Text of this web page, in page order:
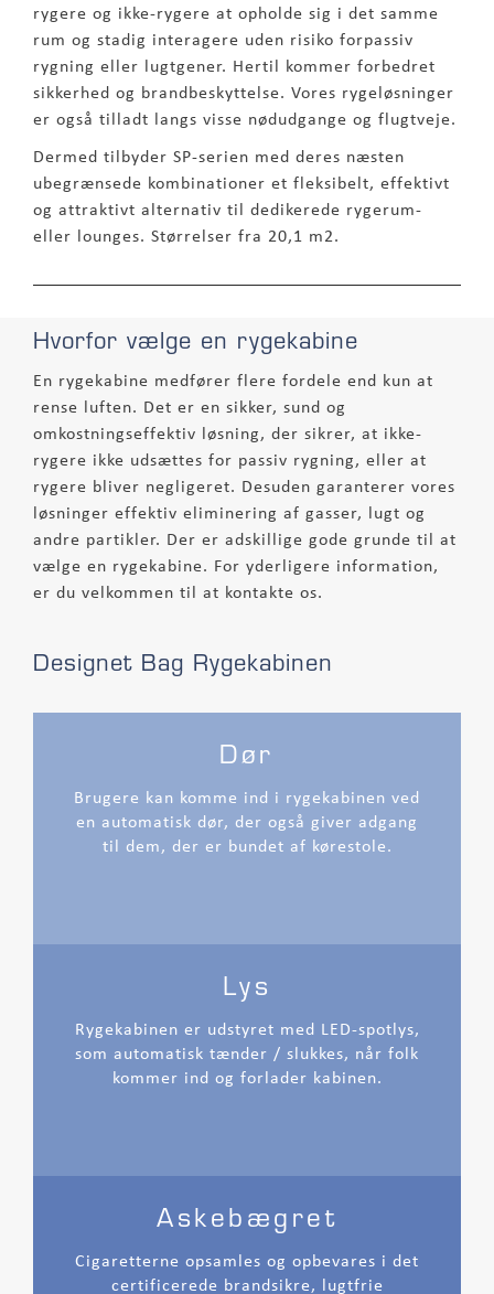
rygere og ikke-rygere at opholde sig i det samme
rum og stadig interagere uden risiko forpassiv
rygning eller lugtgener. Hertil kommer forbedret
sikkerhed og brandbeskyttelse. Vores rygeløsninger
er også tilladt langs visse nødudgange og flugtveje.
Dermed tilbyder SP-serien med deres næsten
ubegrænsede kombinationer et fleksibelt, effektivt
og attraktivt alternativ til dedikerede rygerum-
eller lounges. Størrelser fra 20,1 m2.
Hvorfor vælge en rygekabine
En rygekabine medfører flere fordele end kun at
rense luften. Det er en sikker, sund og
omkostningseffektiv løsning, der sikrer, at ikke-
rygere ikke udsættes for passiv rygning, eller at
rygere bliver negligeret. Desuden garanterer vores
løsninger effektiv eliminering af gasser, lugt og
andre partikler. Der er adskillige gode grunde til at
vælge en rygekabine. For yderligere information,
er du velkommen til at kontakte os.
Designet Bag Rygekabinen
Dør
Brugere kan komme ind i rygekabinen ved
en automatisk dør, der også giver adgang
til dem, der er bundet af kørestole.
Lys
Rygekabinen er udstyret med LED-spotlys,
som automatisk tænder / slukkes, når folk
kommer ind og forlader kabinen.
Askebægret
Cigaretterne opsamles og opbevares i det
certificerede brandsikre, lugtfrie